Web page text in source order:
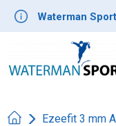
Waterman
Ezeefit 3 mm